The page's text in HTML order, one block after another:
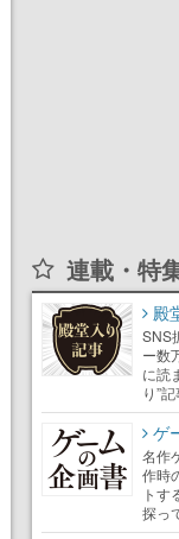
連載・特
殿
SNS
ー数
に読
り”
ゲ
名作
作時
トす
探っ